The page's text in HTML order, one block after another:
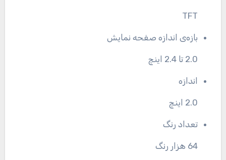
TFT
بازه‌ی اندازه صفحه نمایش
2.0 تا 2.4 اینچ
اندازه
2.0 اینچ
تعداد رنگ
64 هزار رنگ